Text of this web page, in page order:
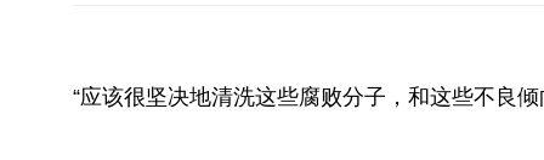
“应该很坚决地清洗这些腐败分子，和这些不良